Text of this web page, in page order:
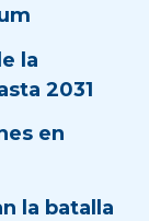
la
2031
en
la batalla